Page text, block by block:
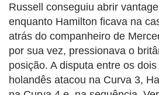
Russell conseguiu abrir
enquanto Hamilton ficava na
atrás do companheiro de
por sua vez, pressionava o
posição. A disputa entre os
holandês atacou na Curva 3,